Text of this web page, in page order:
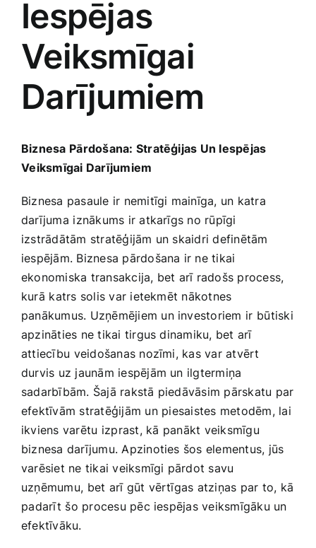
Medicīnas preces
Mobilie telefoni, planšetdatori
Pakalpojumi
Pārtikas preces
Preces pieaugušajiem
Rotaļlietas, bērnu preces
Smaržas, kosmētika
Sports, tūrisms un atpūta
TV un Sadzīves tehnika
Zoo preces
Iespējas
Veiksmīgai
Darījumiem
Biznesa ⁢Pārdošana: Stratēģijas Un Iespējas
⁢Veiksmīgai Darījumiem
Biznesa pasaule ‌ir nemitīgi mainīga, un katra
darījuma ⁤iznākums ir atkarīgs no‌ rūpīgi
izstrādātām stratēģijām un skaidri definētām
iespējām.‍ Biznesa pārdošana ir ne tikai
ekonomiska transakcija, bet arī radošs process,
kurā⁣ katrs solis var ietekmēt nākotnes
panākumus. Uzņēmējiem un investoriem ⁣ir ⁣būtiski
apzināties ne tikai‍ tirgus dinamiku, ​bet‌ arī
attiecību⁤ veidošanas nozīmi, kas var‌ atvērt
durvis uz jaunām iespējām un ilgtermiņa
sadarbībām. Šajā rakstā piedāvāsim pārskatu par‌
efektīvām stratēģijām un ⁤piesaistes metodēm, lai
ikviens varētu⁣ izprast, ⁢kā panākt‍ veiksmīgu
biznesa darījumu. Apzinoties šos elementus, jūs
varēsiet ne tikai veiksmīgi pārdot savu‌
uzņēmumu,⁢ bet ‍arī ​gūt vērtīgas atziņas par⁣ to, kā
⁢padarīt ⁤šo procesu pēc iespējas ‍veiksmīgāku un
efektīvāku.